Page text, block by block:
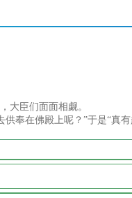
大臣们面面相觑。
奉在佛殿上呢？”于是“真有